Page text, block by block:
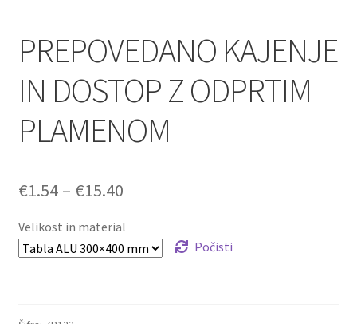
PREPOVEDANO KAJENJE
IN DOSTOP Z ODPRTIM
PLAMENOM
€1.54 – €15.40Cenovni
razpon:
od
Velikost in material
Počisti